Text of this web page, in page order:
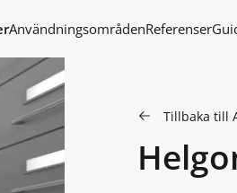
AnvändningsområdenReferenser
Tillbaka till